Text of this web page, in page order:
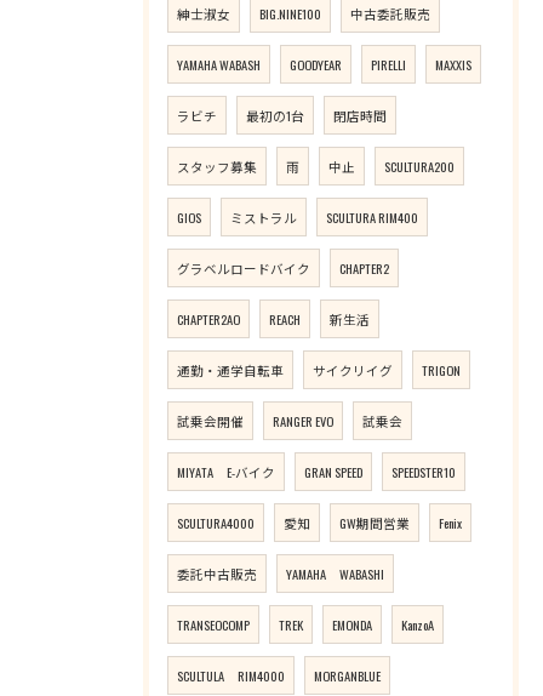
紳士淑女 BIG.NINE100 中古委託販売
YAMAHA WABASH GOODYEAR PIRELLI MAXXIS
ラビチ 最初の1台 閉店時間
スタッフ募集 雨 中止 SCULTURA200
GIOS ミストラル SCULTURA RIM400
グラベルロードバイク CHAPTER2
CHAPTER2AO REACH 新生活
通勤・通学自転車 サイクリイグ TRIGON
試乗会開催 RANGER EVO 試乗会
MIYATA E-バイク GRAN SPEED SPEEDSTER10
SCULTURA4000 愛知 GW期間営業 Fenix
委託中古販売 YAMAHA WABASHI
TRANSEOCOMP TREK EMONDA KanzoA
SCULTULA RIM4000 MORGANBLUE